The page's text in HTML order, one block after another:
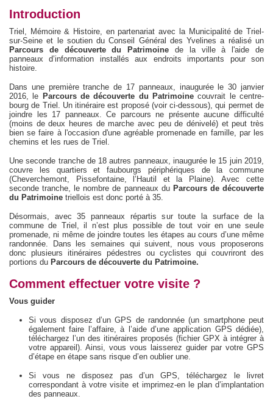
Introduction
Triel, Mémoire & Histoire, en partenariat avec la Municipalité de Triel-
sur-Seine et le soutien du Conseil Général des Yvelines a réalisé un
Parcours de découverte du Patrimoine de la ville à l'aide de
panneaux d’information installés aux endroits importants pour son
histoire.
Dans une première tranche de 17 panneaux, inaugurée le 30 janvier
2016, le Parcours de découverte du Patrimoine couvrait le centre-
bourg de Triel. Un itinéraire est proposé (voir ci-dessous), qui permet de
joindre les 17 panneaux. Ce parcours ne présente aucune difficulté
(moins de deux heures de marche avec peu de dénivelé) et peut très
bien se faire à l'occasion d'une agréable promenade en famille, par les
chemins et les rues de Triel.
Une seconde tranche de 18 autres panneaux, inaugurée le 15 juin 2019,
couvre les quartiers et faubourgs périphériques de la commune
(Cheverchemont, Pissefontaine, l’Hautil et la Plaine). Avec cette
seconde tranche, le nombre de panneaux du Parcours de découverte
du Patrimoine triellois est donc porté à 35.
Désormais, avec 35 panneaux répartis sur toute la surface de la
commune de Triel, il n’est plus possible de tout voir en une seule
promenade, ni même de joindre toutes les étapes au cours d’une même
randonnée. Dans les semaines qui suivent, nous vous proposerons
donc plusieurs itinéraires pédestres ou cyclistes qui couvriront des
portions du Parcours de découverte du Patrimoine.
Comment effectuer votre visite ?
Vous guider
Si vous disposez d’un GPS de randonnée (un smartphone peut
également faire l’affaire, à l’aide d’une application GPS dédiée),
téléchargez l’un des itinéraires proposés (fichier GPX à intégrer à
votre appareil). Ainsi, vous vous laisserez guider par votre GPS
d’étape en étape sans risque d’en oublier une.
Si vous ne disposez pas d’un GPS, téléchargez le livret
correspondant à votre visite et imprimez-en le plan d’implantation
des panneaux.